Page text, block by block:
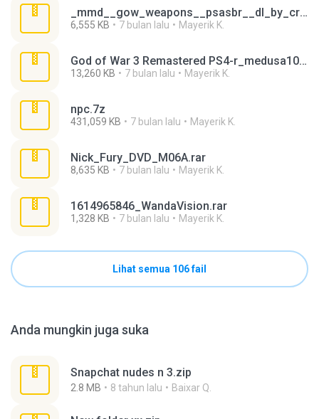
_mmd__gow_weapons__psasbr__dl_by_crossmmd_djx8vof.zip
6,555 KB 7 bulan lalu Mayerik K.
God of War 3 Remastered PS4-r_medusa10.rar
13,260 KB 7 bulan lalu Mayerik K.
npc.7z
431,059 KB 7 bulan lalu Mayerik K.
Nick_Fury_DVD_M06A.rar
8,635 KB 7 bulan lalu Mayerik K.
1614965846_WandaVision.rar
1,328 KB 7 bulan lalu Mayerik K.
Lihat semua 106 fail
Anda mungkin juga suka
Snapchat nudes n 3.zip
2.8 MB 8 tahun lalu Baixar Q.